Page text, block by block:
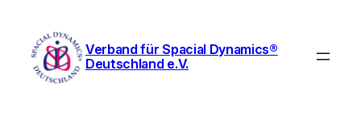
Verband für Spacial Dynamics®
Deutschland e.V.